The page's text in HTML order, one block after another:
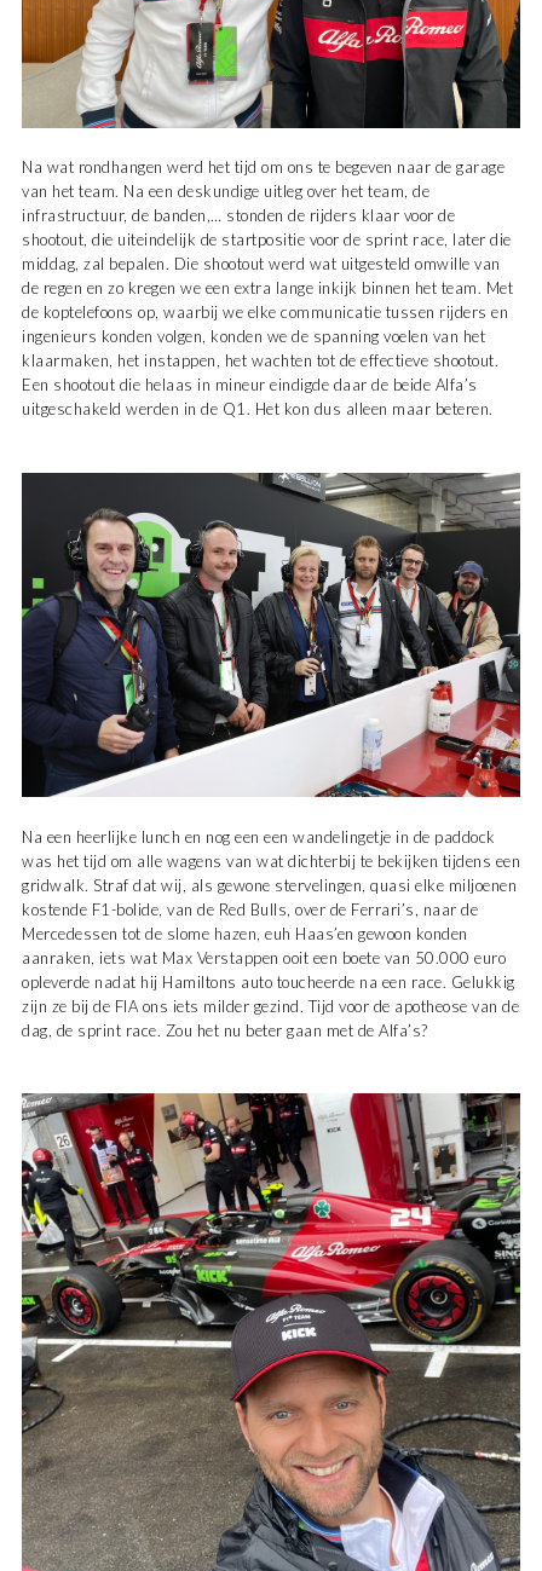
Na wat rondhangen werd het tijd om ons te begeven naar de garage
van het team. Na een deskundige uitleg over het team, de
infrastructuur, de banden,… stonden de rijders klaar voor de
shootout, die uiteindelijk de startpositie voor de sprint race, later die
middag, zal bepalen. Die shootout werd wat uitgesteld omwille van
de regen en zo kregen we een extra lange inkijk binnen het team. Met
de koptelefoons op, waarbij we elke communicatie tussen rijders en
ingenieurs konden volgen, konden we de spanning voelen van het
klaarmaken, het instappen, het wachten tot de effectieve shootout.
Een shootout die helaas in mineur eindigde daar de beide Alfa’s
uitgeschakeld werden in de Q1. Het kon dus alleen maar beteren.
Na een heerlijke lunch en nog een een wandelingetje in de paddock
was het tijd om alle wagens van wat dichterbij te bekijken tijdens een
gridwalk. Straf dat wij, als gewone stervelingen, quasi elke miljoenen
kostende F1-bolide, van de Red Bulls, over de Ferrari’s, naar de
Mercedessen tot de slome hazen, euh Haas’en gewoon konden
aanraken, iets wat Max Verstappen ooit een boete van 50.000 euro
opleverde nadat hij Hamiltons auto toucheerde na een race. Gelukkig
zijn ze bij de FIA ons iets milder gezind. Tijd voor de apotheose van de
dag, de sprint race. Zou het nu beter gaan met de Alfa’s?